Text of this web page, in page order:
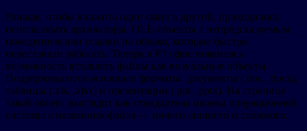
Раньше, чтобы вложить один файл в другой, приходилось
использовать архиваторы, OLE-объекты с непредсказуемым
поведением или ссылки на облако, которые быстро
переставали работать. Теперь в Р7 офис появилась
возможность вставлять файлы как визуальные объекты.
Поддерживаются основные форматы: документы (.doc, .docx),
таблицы (.xls, .xlsx) и презентации (.ppt, .pptx). На странице
такой объект выглядит как стандартная иконка операционной
системы с названием файла — ничего лишнего и сложного.